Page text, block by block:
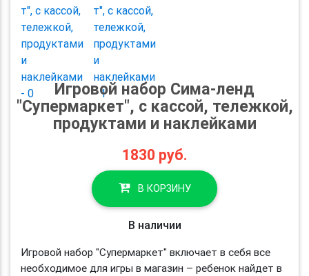
Игровой набор Сима-ленд
"Супермаркет", с кассой, тележкой,
продуктами и наклейками
1830 руб.
В КОРЗИНУ
В наличии
Игровой набор "Супермаркет" включает в себя все
необходимое для игры в магазин – ребенок найдет в